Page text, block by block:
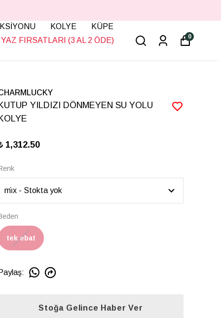
KOLYE
KÜPE
YAZ FIRSATLARI (3 AL 2 ÖDE)
0
YILDIZI DÖNMEYEN SU YOLU
1,312.50
tek ebat
Paylaş:
Stoğa Gelince Haber Ver